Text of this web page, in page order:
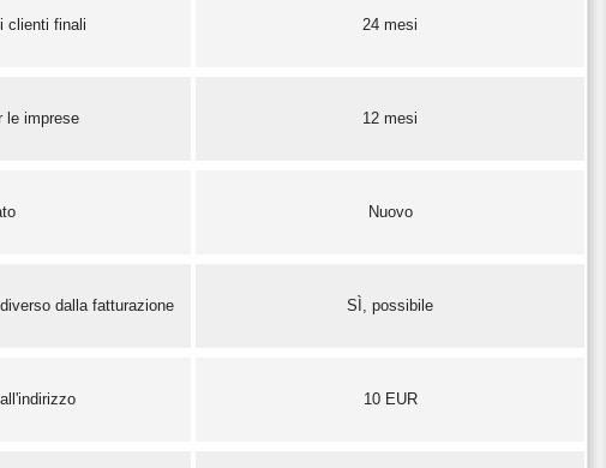
clienti finali 24 mesi
le imprese 12 mesi
Nuovo
dalla fatturazione SÌ, possibile
10 EUR